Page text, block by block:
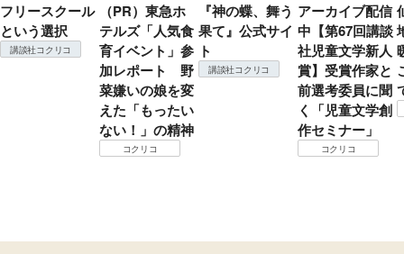
フリースクール
という選択
講談社コクリコ
（PR）東急ホ
テルズ「人気食
育イベント」参
加レポート 野
菜嫌いの娘を変
えた「もったい
ない！」の精神
コクリコ
『神の蝶、舞う
果て』公式サイ
ト
講談社コクリコ
アーカイブ配信
中【第67回講談
社児童文学新人
賞】受賞作家と
前選考委員に聞
く「児童文学創
作セミナー」
コクリコ